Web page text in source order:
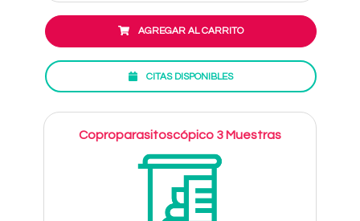
AGREGAR AL CARRITO
CITAS DISPONIBLES
Coproparasitoscópico 3 Muestras